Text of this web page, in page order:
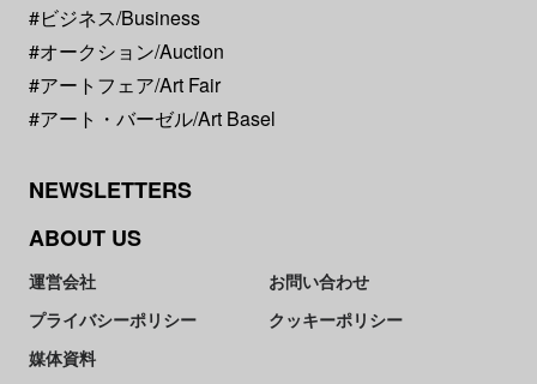
#ビジネス/Business
#オークション/Auction
#アートフェア/Art Fair
#アート・バーゼル/Art Basel
NEWSLETTERS
ABOUT US
運営会社
お問い合わせ
プライバシーポリシー
クッキーポリシー
媒体資料